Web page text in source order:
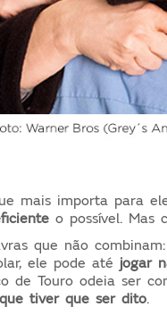
mais importa para
o possível. Mas
que não
ele pode até jogar
de Touro odeia ser
tiver que ser dito.